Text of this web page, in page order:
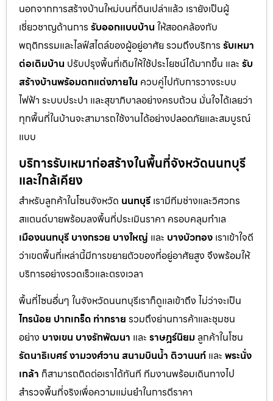
นอกจากการสร้างบ้านใหม่บนที่ดินเปล่าแล้ว เรายังเป็นผู้
เชี่ยวชาญด้านการ รับออกแบบบ้าน ให้สอดคล้องกับ
พฤติกรรมและไลฟ์สไตล์ของผู้อยู่อาศัย รวมถึงบริการ รับเหมา
ต่อเติมบ้าน ปรับปรุงพื้นที่เดิมให้ใช้ประโยชน์ได้มากขึ้น และ รับ
สร้างบ้านพร้อมตกแต่งภายใน ควบคู่ไปกับการวางระบบ
ไฟฟ้า ระบบประปา และสุขาภิบาลอย่างครบถ้วน มั่นใจได้เลยว่า
ทุกพื้นที่ในบ้านจะสามารถใช้งานได้อย่างปลอดภัยและสมบูรณ์
แบบ
บริการรับเหมาก่อสร้างในพื้นที่จังหวัดนนทบุรี
และใกล้เคียง
สำหรับลูกค้าในโซนจังหวัด นนทบุรี เรามีทีมช่างและวิศวกร
สแตนด์บายพร้อมลงพื้นที่ประเมินราคา ครอบคลุมทำเล
เมืองนนทบุรี บางกรวย บางใหญ่ และ บางบัวทอง เราเข้าใจดี
ว่าเขตพื้นที่เหล่านี้มีการขยายตัวของที่อยู่อาศัยสูง จึงพร้อมให้
บริการอย่างรวดเร็วและตรงเวลา
พื้นที่โซนอื่นๆ ในจังหวัดนนทบุรีเราก็ดูแลเข้าถึง ไม่ว่าจะเป็น
ไทรน้อย ปากเกร็ด ท่าทราย รวมถึงย่านการค้าและชุมชน
อย่าง บางเขน บางรักพัฒนา และ ราษฎร์นิยม ลูกค้าในโซน
รัตนาธิเบศร์งามวงศ์วาน สนามบินน้ำ ติวานนท์ และ พระนั่ง
เกล้า ก็สามารถติดต่อเราได้ทันที ทีมงานพร้อมเดินทางไป
สำรวจพื้นที่จริงเพื่อความแม่นยำในการตีราคา